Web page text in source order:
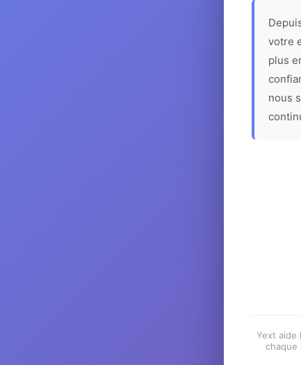
votre
plus
nous
Yext aide
chaque